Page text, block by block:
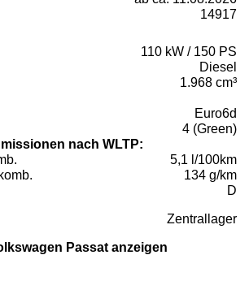
14917
110 kW / 150 PS
Diesel
1.968 cm³
Euro6d
4 (Green)
nach WLTP:
5,1 l/100km
134 g/km
D
Zentrallager
Passat anzeigen